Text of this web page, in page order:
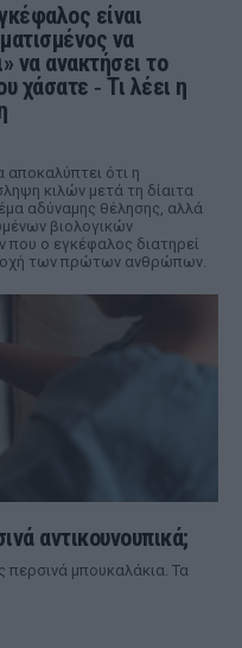
είναι
να
να ανακτήσει το
χάσατε ‑ Τι λέει η
αποκαλύπτει ότι η
κιλών μετά τη δίαιτα
αδύναμης θέλησης, αλλά
βιολογικών
που ο εγκέφαλος διατηρεί
των πρώτων ανθρώπων.
αντικουνουπικά;
περσινά μπουκαλάκια. Τα